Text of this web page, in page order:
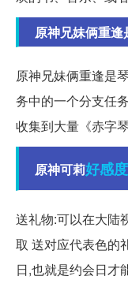
原神兄妹俩重
原神兄妹俩重逢是
务中的一个分支任
收集到大量《赤字
原神可莉好感度
送礼物:可以在大陆
取 送对应代表色的
日,也就是约会日才